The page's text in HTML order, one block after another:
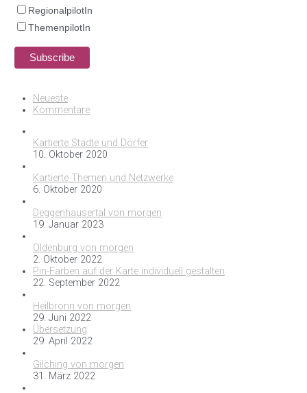
RegionalpilotIn
ThemenpilotIn
Neueste
Kommentare
Kartierte Städte und Dörfer
10. Oktober 2020
Kartierte Themen und Netzwerke
6. Oktober 2020
Deggenhausertal von morgen
19. Januar 2023
Oldenburg von morgen
2. Oktober 2022
Pin-Farben auf der Karte individuell gestalten
22. September 2022
Heilbronn von morgen
29. Juni 2022
Übersetzung
29. April 2022
Gilching von morgen
31. März 2022